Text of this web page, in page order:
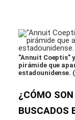
"Annuit Coeptis"
pirámide que
estadounidense.
¿CÓMO
BUSCADOS